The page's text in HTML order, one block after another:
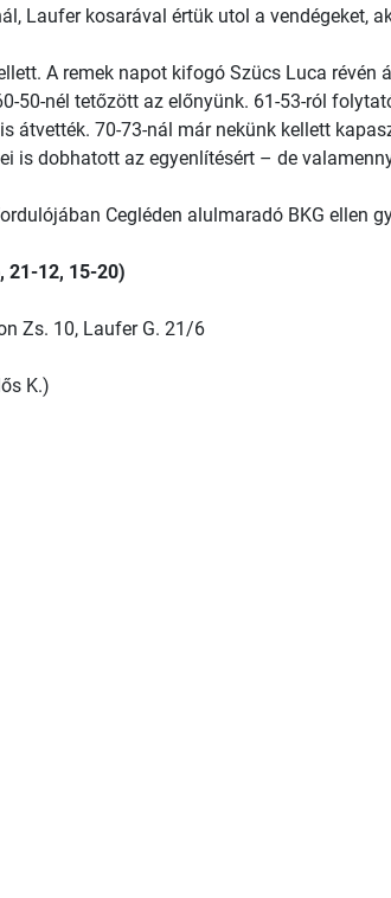
Laufer kosarával értük utol a vendégeket,
A remek napot kifogó Szücs Luca
50-nél tetőzött az előnyünk. 61-53-ról
átvették. 70-73-nál már nekünk kellett
is dobhatott az egyenlítésért – de
Cegléden alulmaradó BKG ellen
21-12, 15-20)
Zs. 10, Laufer G. 21/6
K.)